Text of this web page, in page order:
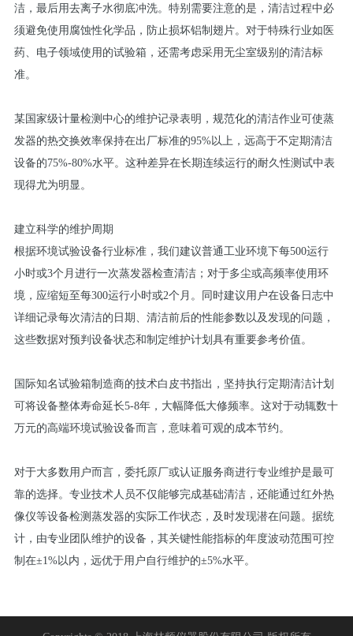
洁，最后用去离子水彻底冲洗。特别需要注意的是，清洁过程中必
须避免使用腐蚀性化学品，防止损坏铝制翅片。对于特殊行业如医
药、电子领域使用的试验箱，还需考虑采用无尘室级别的清洁标
准。
某国家级计量检测中心的维护记录表明，规范化的清洁作业可使蒸
发器的热交换效率保持在出厂标准的95%以上，远高于不定期清洁
设备的75%-80%水平。这种差异在长期连续运行的耐久性测试中表
现得尤为明显。
建立科学的维护周期
根据环境试验设备行业标准，我们建议普通工业环境下每500运行
小时或3个月进行一次蒸发器检查清洁；对于多尘或高频率使用环
境，应缩短至每300运行小时或2个月。同时建议用户在设备日志中
详细记录每次清洁的日期、清洁前后的性能参数以及发现的问题，
这些数据对预判设备状态和制定维护计划具有重要参考价值。
国际知名试验箱制造商的技术白皮书指出，坚持执行定期清洁计划
可将设备整体寿命延长5-8年，大幅降低大修频率。这对于动辄数十
万元的高端环境试验设备而言，意味着可观的成本节约。
对于大多数用户而言，委托原厂或认证服务商进行专业维护是最可
靠的选择。专业技术人员不仅能够完成基础清洁，还能通过红外热
像仪等设备检测蒸发器的实际工作状态，及时发现潜在问题。据统
计，由专业团队维护的设备，其关键性能指标的年度波动范围可控
制在±1%以内，远优于用户自行维护的±5%水平。